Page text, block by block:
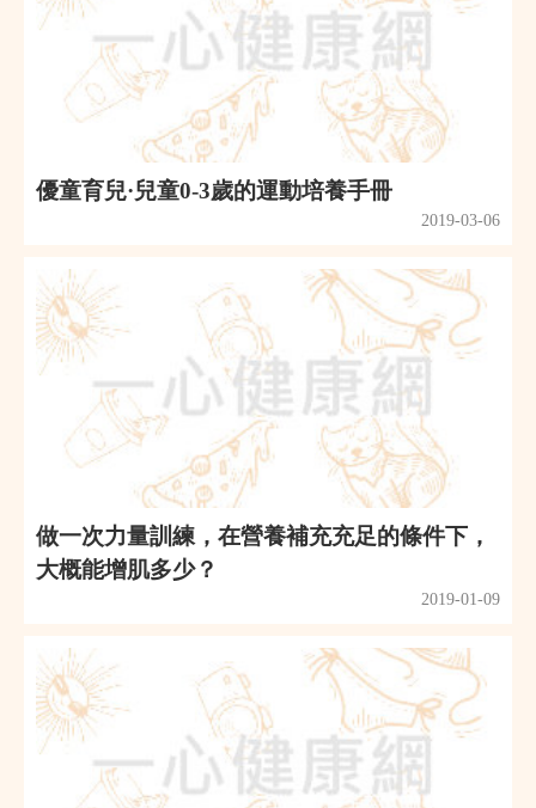
優童育兒·兒童0-3歲的運動培養手冊
2019-03-06
做一次力量訓練，在營養補充充足的條件下，
大概能增肌多少？
2019-01-09